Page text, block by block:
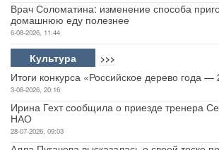
Врач Соломатина: изменение способа
домашнюю еду полезнее
6-08-2026, 11:44
Культура >>>
Итоги конкурса «Российское дерево года —
3-08-2026, 20:16
Ирина Гехт сообщила о приезде тренера
НАО
28-07-2026, 09:03